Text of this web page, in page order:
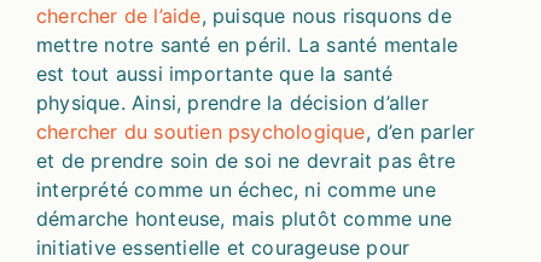
chercher de l’aide, puisque nous risquons de
mettre notre santé en péril. La santé mentale
est tout aussi importante que la santé
physique. Ainsi, prendre la décision d’aller
chercher du soutien psychologique, d’en parler
et de prendre soin de soi ne devrait pas être
interprété comme un échec, ni comme une
démarche honteuse, mais plutôt comme une
initiative essentielle et courageuse pour